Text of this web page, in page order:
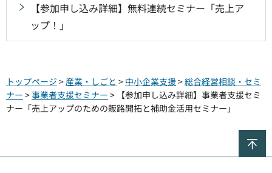
【参加申し込み詳細】無料連続セミナー「売上ア
ップ！」
トップページ >産業・しごと > 中小企業支援>総合経営相談・セミ
ナー >事業者支援セミナー > 【参加申し込み詳細】事業者支援セミ
ナー「売上アップのための販路開拓と補助金活用セミナー」